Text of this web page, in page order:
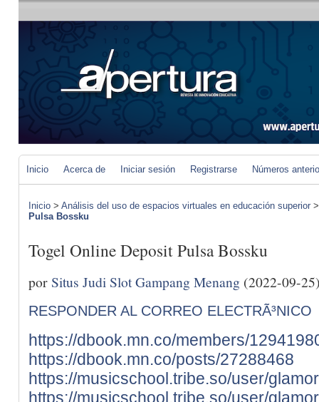
Inicio Acerca de Iniciar sesión Registrarse Números
Inicio > Análisis del uso de espacios virtuales en educación superior
Pulsa Bossku
Togel Online Deposit Pulsa Bossku
porSitus Judi Slot Gampang Menang (2022-09-
RESPONDER AL CORREO ELECTRÃ³NICO
https://dbook.mn.co/members/
https://dbook.mn.co/posts/27288468
https://musicschool.tribe.so/user/
https://musicschool.tribe.so/user/